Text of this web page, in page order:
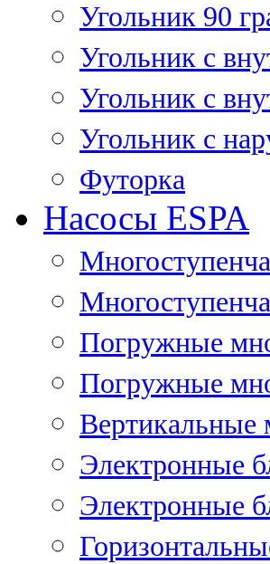
Угольник 90
Угольник c
Угольник с
Угольник с
Футорка
Насосы ESPA
Погружные
Погружные
Вертикальные
Электронные
Электронные